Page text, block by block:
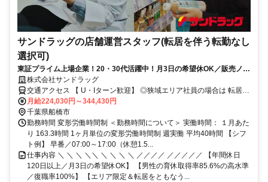
サンドラッグの店舗運営スタッフ(転居を伴う転勤なし
選択可)
東証プライム上場企業！20・30代活躍中！月3日の希望休OK／販売ノル
マなし／年収例32歳SV816万円／販促企画～商品管理など店舗運営がメ
インの仕事
株式会社サンドラッグ
交通アクセス 【 U・Iターン歓迎】 ◎狭域エリア社員の場合は 転居を
伴う転勤はありません。 ◎マイカー通勤OK
月給224,030円～344,430円
千葉県船橋市
勤務時間 変形労働時間制 ＜勤務時間について＞ 実働時間： １月あた
り 163.3時間 1ヶ月単位の変形労働時間制 週実働 平均40時間 【シフ
ト例】 早番／07:00～17:00（休憩1.5...
仕事内容 ＼ ＼ ＼ ＼＼ ＼ ＼ ＼ ＼ ／／／／ ／／／／／ 【年間休日
120日以上／月3日の希望休OK】 【男性の育休取得率85.6%の高水準
／復職率100%】 【エリア限定＆転居をともなう...